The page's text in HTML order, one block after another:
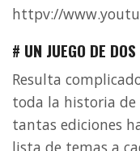
httpv://
# UN JUEGO DE
Resulta
toda la historia de
tantas ediciones
lista de temas a